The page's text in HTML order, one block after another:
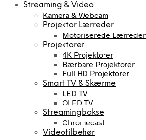
Streaming & Video
Kamera & Webcam
Projektor Lærreder
Motoriserede Lærreder
Projektorer
4K Projektorer
Bærbare Projektorer
Full HD Projektorer
Smart TV & Skærme
LED TV
OLED TV
Streamingbokse
Chromecast
Videotilbehør